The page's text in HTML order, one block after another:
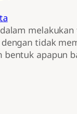
melakukan
tidak
bentuk apapun